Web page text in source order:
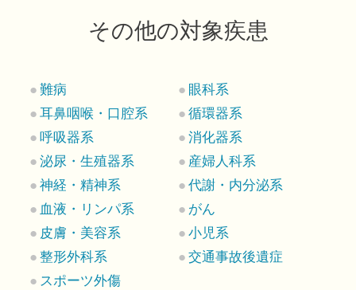
その他の対象疾患
難病
眼科系
耳鼻咽喉・口腔系
循環器系
呼吸器系
消化器系
泌尿・生殖器系
産婦人科系
神経・精神系
代謝・内分泌系
血液・リンパ系
がん
皮膚・美容系
小児系
整形外科系
交通事故後遺症
スポーツ外傷